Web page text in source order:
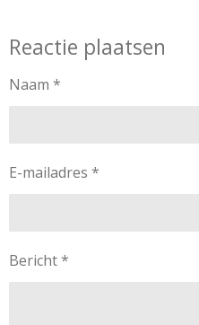
Reactie plaatsen
Naam *
E-mailadres *
Bericht *